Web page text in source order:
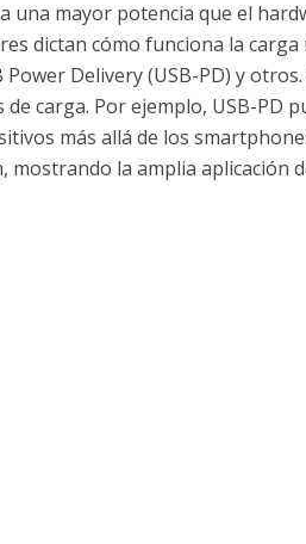
una mayor potencia que el
dictan cómo funciona la
Delivery (USB-PD) y
carga. Por ejemplo, USB-PD
más allá de los
la amplia aplicación